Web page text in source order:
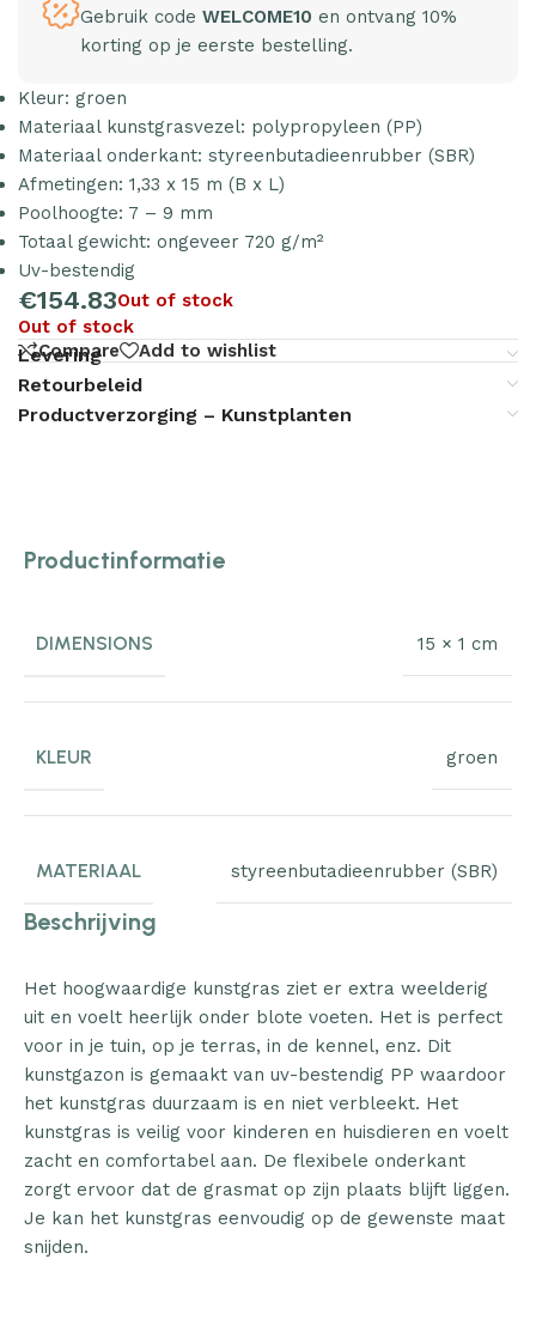
Gebruik code WELCOME10 en ontvang 10%
korting op je eerste bestelling.
Kleur: groen
Materiaal kunstgrasvezel: polypropyleen (PP)
Materiaal onderkant: styreenbutadieenrubber (SBR)
Afmetingen: 1,33 x 15 m (B x L)
Poolhoogte: 7 – 9 mm
Totaal gewicht: ongeveer 720 g/m²
Uv-bestendig
€154.83Out of stock
Out of stock
Compare
Add to wishlist
Levering
Retourbeleid
Productverzorging – Kunstplanten
Productinformatie
DIMENSIONS 15 × 1 cm
KLEUR groen
MATERIAAL styreenbutadieenrubber (SBR)
Beschrijving
Het hoogwaardige kunstgras ziet er extra weelderig
uit en voelt heerlijk onder blote voeten. Het is perfect
voor in je tuin, op je terras, in de kennel, enz. Dit
kunstgazon is gemaakt van uv-bestendig PP waardoor
het kunstgras duurzaam is en niet verbleekt. Het
kunstgras is veilig voor kinderen en huisdieren en voelt
zacht en comfortabel aan. De flexibele onderkant
zorgt ervoor dat de grasmat op zijn plaats blijft liggen.
Je kan het kunstgras eenvoudig op de gewenste maat
snijden.